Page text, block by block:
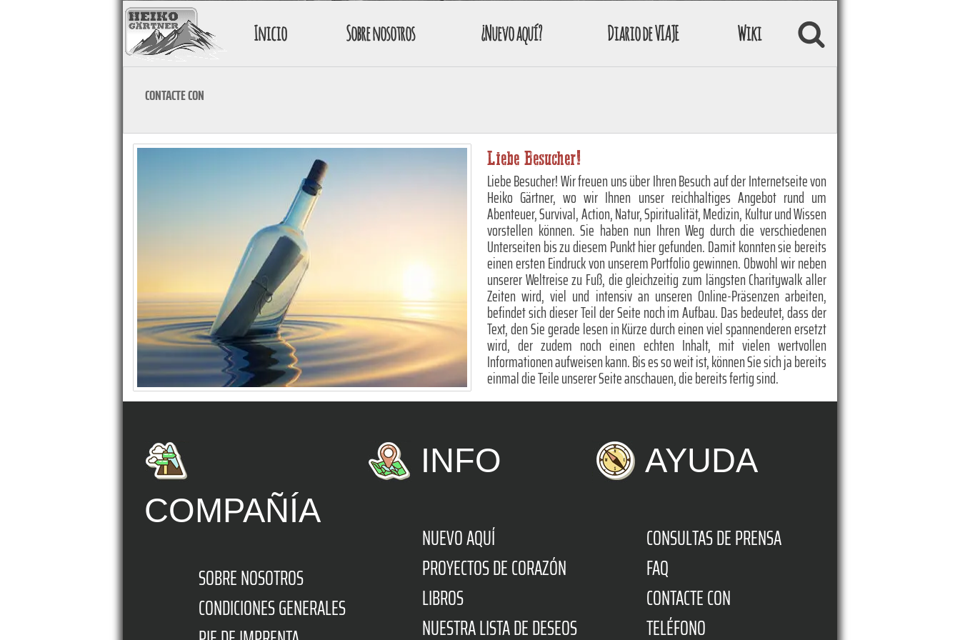
Inicio Sobre nosotros ¿Nuevo aquí? Diario de VIAJE Wiki
CONTACTE CON
Liebe Besucher!
Liebe Besucher! Wir freuen uns über Ihren Besuch auf der Internetseite von
Heiko Gärtner, wo wir Ihnen unser reichhaltiges Angebot rund um
Abenteuer, Survival, Action, Natur, Spiritualität, Medizin, Kultur und Wissen
vorstellen können. Sie haben nun Ihren Weg durch die verschiedenen
Unterseiten bis zu diesem Punkt hier gefunden. Damit konnten sie bereits
einen ersten Eindruck von unserem Portfolio gewinnen. Obwohl wir neben
unserer Weltreise zu Fuß, die gleichzeitig zum längsten Charitywalk aller
Zeiten wird, viel und intensiv an unseren Online-Präsenzen arbeiten,
befindet sich dieser Teil der Seite noch im Aufbau. Das bedeutet, dass der
Text, den Sie gerade lesen in Kürze durch einen viel spannenderen ersetzt
wird, der zudem noch einen echten Inhalt, mit vielen wertvollen
Informationen aufweisen kann. Bis es so weit ist, können Sie sich ja bereits
einmal die Teile unserer Seite anschauen, die bereits fertig sind.
COMPAÑÍA
SOBRE NOSOTROS
CONDICIONES GENERALES
INFO
NUEVO AQUÍ
PROYECTOS DE CORAZÓN
LIBROS
NUESTRA LISTA DE DESEOS
AYUDA
CONSULTAS DE PRENSA
FAQ
CONTACTE CON
TELÉFONO